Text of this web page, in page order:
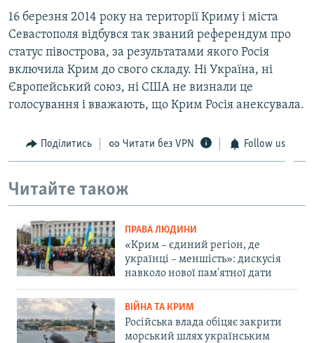
16 березня 2014 року на території Криму і міста
Севастополя відбувся так званий референдум про
статус півострова, за результатами якого Росія
включила Крим до свого складу. Ні Україна, ні
Європейський союз, ні США не визнали це
голосування і вважають, що Крим Росія анексувала.
Поділитись Читати без VPN Follow us
Читайте також
ПРАВА ЛЮДИНИ
«Крим – єдиний регіон, де
українці – меншість»: дискусія
навколо нової пам'ятної дати
ВІЙНА ТА КРИМ
Російська влада обіцяє закрити
морський шлях українським